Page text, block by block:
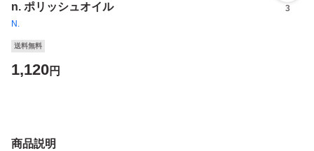
n. ポリッシュオイル
N.
3
送料無料
1,120円
商品説明